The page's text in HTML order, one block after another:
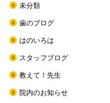
未分類
歯のブログ
はのいろは
スタッフブログ
教えて！先生
院内のお知らせ